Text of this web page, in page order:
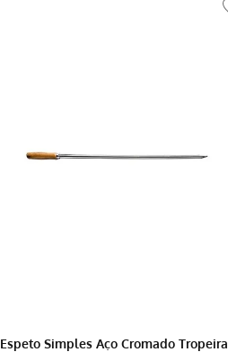
Espeto Simples Aço Cromado Tropeira